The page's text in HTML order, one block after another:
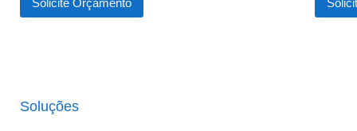
Solicite Orçamento
Soluções